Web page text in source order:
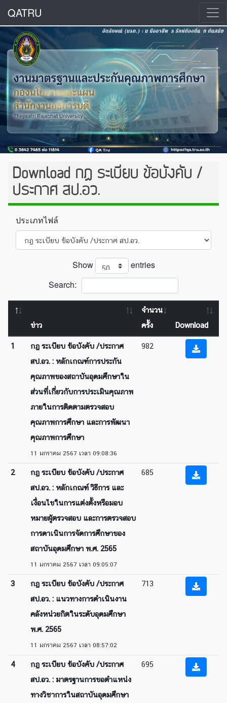
QATRU
Download กฏ ระเบียบ ข้อบังคับ /
ประกาศ สป.อว.
ประเภทไฟล์
Show
entries
Search:
ข่าว
จำนวน
ครั้ง
Download
1
กฏ ระเบียบ ข้อบังคับ /ประกาศ
สป.อว. : หลักเกณฑ์การประกัน
คุณภาพของสถาบันอุดมศึกษาใน
ส่วนที่เกี่ยวกับการประเมินคุณภาพ
ภายในการติดตามตรวจสอบ
คุณภาพการศึกษา และการพัฒนา
คุณภาพการศึกษา
11 มกราคม 2567 เวลา 09:08:36
982
2
กฏ ระเบียบ ข้อบังคับ /ประกาศ
สป.อว. : หลักเกณฑ์ วิธีการ และ
เงื่อนไขในการแต่งตั้งหรือมอบ
หมายผู้ตรวจสอบ และการตรวจสอบ
การดาเนินการจัดการศึกษาของ
สถาบันอุดมศึกษา พ.ศ. 2565
11 มกราคม 2567 เวลา 09:05:07
685
3
กฏ ระเบียบ ข้อบังคับ /ประกาศ
สป.อว. : แนวทางการดำเนินงาน
คลังหน่วยกิตในระดับอุดมศึกษา
พ.ศ. 2565
11 มกราคม 2567 เวลา 08:57:02
713
4
กฏ ระเบียบ ข้อบังคับ /ประกาศ
สป.อว. : มาตรฐานการขอตำแหน่ง
ทางวิชาการในสถาบันอุดมศึกษา
695